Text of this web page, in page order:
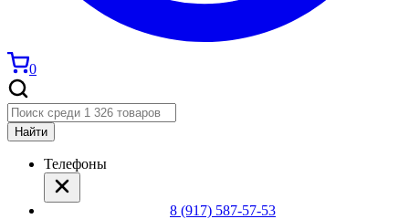
0
Найти
Телефоны
8 (917) 587-57-53